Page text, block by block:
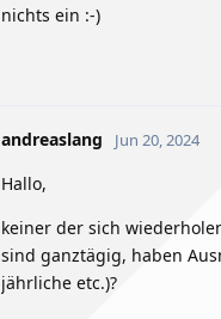
nichts ein :-)
andreaslang Jun 20, 2024
Hallo,
keiner der sich
sind ganztägig, haben
jährliche etc.)?